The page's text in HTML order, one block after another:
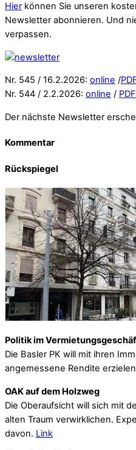
Hier können Sie unseren
Newsletter abonnieren. Und
verpassen.
Nr. 545 / 16.2.2026: online /
Nr. 544 / 2.2.2026: online / PDF
Der nächste Newsletter
Kommentar
Rückspiegel
Politik im
Die Basler PK will mit ihren
angemessene Rendite
OAK auf dem Holzweg
Die Oberaufsicht will sich mit
alten Traum verwirklichen.
davon. Link